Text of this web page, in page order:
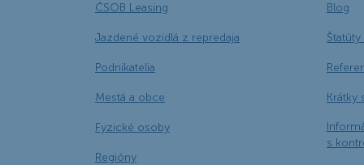
ČSOB Leasing
Jazdené vozidlá z repredaja
Podnikatelia
Mestá a obce
Fyzické osoby
Regióny
Blog
Krátky
s